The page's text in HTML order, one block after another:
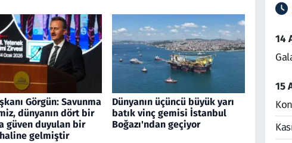
Görgün: Savunma
dünyanın dört bir
güven duyulan bir
gelmiştir
Dünyanın üçüncü büyük yarı
batık vinç gemisi İstanbul
Boğazı'ndan geçiyor
14
15